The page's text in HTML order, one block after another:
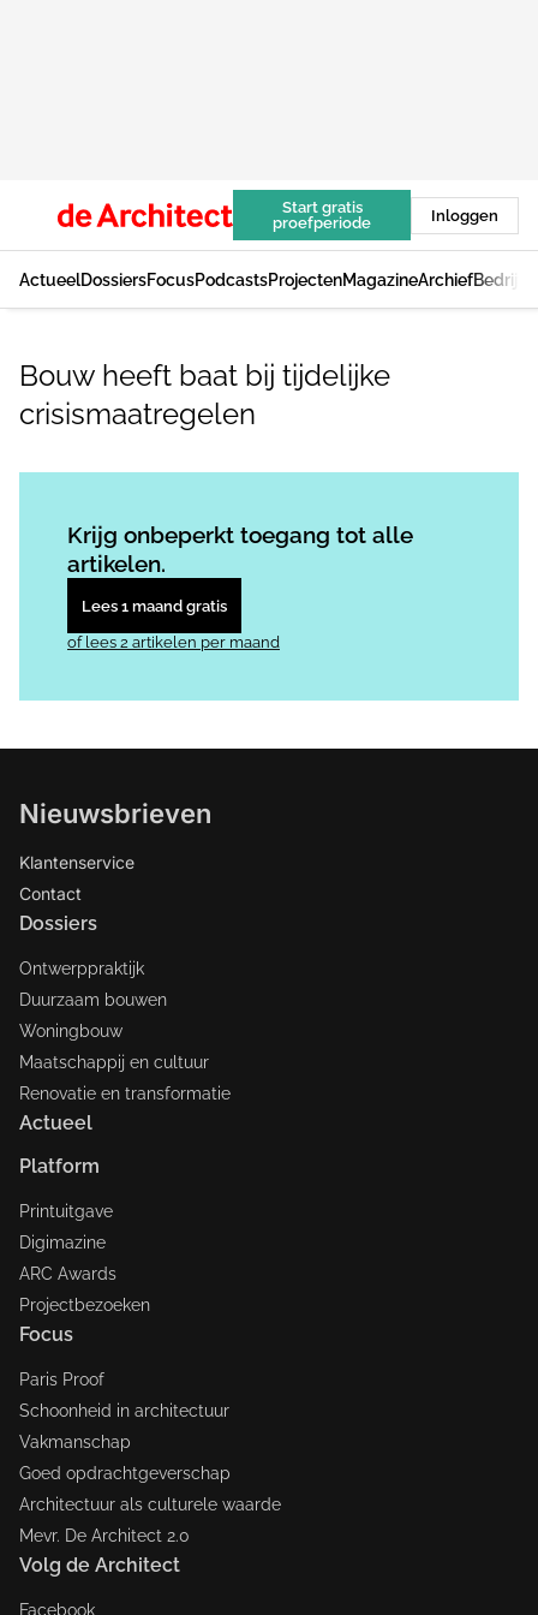
Start gratis
proefperiode
Inloggen
ActueelDossiersFocusPodcastsProjectenMagazineArchief
Bouw heeft baat bij tijdelijke
crisismaatregelen
Krijg onbeperkt toegang tot alle
artikelen.
Lees 1 maand gratis
of lees 2 artikelen per maand
Nieuwsbrieven
Klantenservice
Contact
Dossiers
Ontwerppraktijk
Duurzaam bouwen
Woningbouw
Maatschappij en cultuur
Renovatie en transformatie
Actueel
Platform
Printuitgave
Digimazine
ARC Awards
Projectbezoeken
Focus
Paris Proof
Schoonheid in architectuur
Vakmanschap
Goed opdrachtgeverschap
Architectuur als culturele waarde
Mevr. De Architect 2.0
Volg de Architect
Facebook